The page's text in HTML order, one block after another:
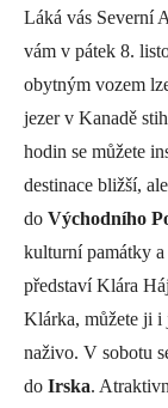
Láká vás Severní
vám v pátek 8.
obytným vozem
jezer v Kanadě
hodin se můžete
destinace bližší,
do Východního
kulturní památky
představí Klára
Klárka, můžete ji i
naživo. V sobotu
do Irska.